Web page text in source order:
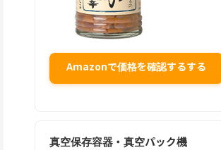
Amazonで価格を確認するする
真空保存容器・真空パック機